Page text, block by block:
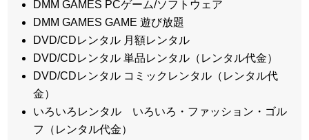
DMM GAMES PCゲーム/ソフトウェア
DMM GAMES GAME 遊び放題
DVD/CDレンタル 月額レンタル
DVD/CDレンタル 単品レンタル（レンタル代金）
DVD/CDレンタル コミックレンタル（レンタル代
金）
いろいろレンタル いろいろ・ファッション・ゴル
フ（レンタル代金）